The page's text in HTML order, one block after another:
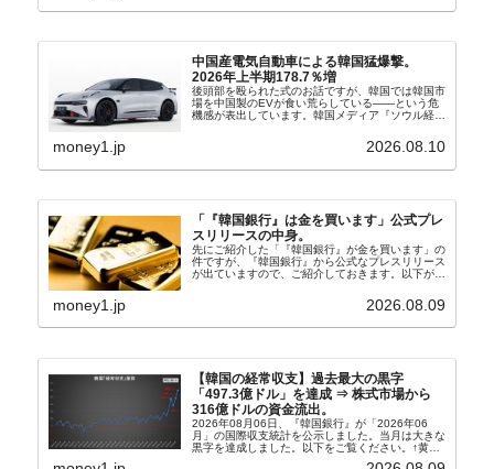
中国産電気自動車による韓国猛爆撃。
2026年上半期178.7％増
後頭部を殴られた式のお話ですが、韓国では韓国市
場を中国製のEVが食い荒らしている――という危
機感が表出しています。韓国メディア『ソウル経
ルは「中国EVの大攻勢…東風もプジョーと手を組
money1.jp 2026.08.10
「『韓国銀行』は金を買います」公式プレ
スリリースの中身。
先にご紹介した「『韓国銀行』が金を買います」の
件ですが、『韓国銀行』から公式なプレスリリース
が出ていますので、ご紹介しておきます。以下が全
れ協力体制を構築□『韓国銀行』は、国内生産金の
money1.jp 2026.08.09
【韓国の経常収支】過去最大の黒字
「497.3億ドル」を達成 ⇒ 株式市場から
316億ドルの資金流出。
2026年08月06日、『韓国銀行』が「2026年06
月」の国際収支統計を公示しました。当月は大きな
黒字を達成しました。以下をご覧ください。↑黄色